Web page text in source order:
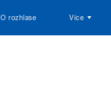
O rozhlase Více